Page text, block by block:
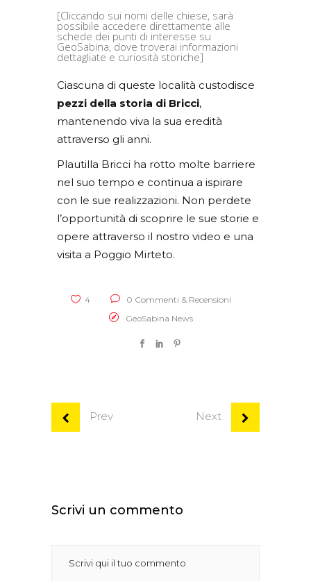
[Cliccando sui nomi delle chiese, sarà
possibile accedere direttamente alle
schede dei punti di interesse su
GeoSabina, dove troverai informazioni
dettagliate e curiosità storiche]
Ciascuna di queste località custodisce
pezzi della storia di Bricci,
mantenendo viva la sua eredità
attraverso gli anni.
Plautilla Bricci ha rotto molte barriere
nel suo tempo e continua a ispirare
con le sue realizzazioni. Non perdete
l’opportunità di scoprire le sue storie e
opere attraverso il nostro video e una
visita a Poggio Mirteto.
4
0 Commenti & Recensioni
GeoSabina News
Prev Next
Scrivi un commento